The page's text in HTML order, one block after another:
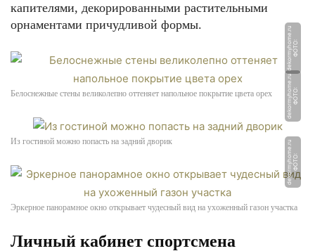
капителями, декорированными растительными
орнаментами причудливой формы.
Ф
О
Т
О:
d
e
k
o
r
m
y
h
o
m
e.
r
u
Белоснежные стены великолепно оттеняет напольное покрытие цвета орех Ф
О
Т
О:
d
e
k
o
r
m
y
h
o
m
e.
r
u
Из гостиной можно попасть на задний дворик
Ф
О
Т
О:
d
e
k
o
r
m
y
h
o
m
e.
r
u
Эркерное панорамное окно открывает чудесный вид на ухоженный газон участка
Личный кабинет спортсмена